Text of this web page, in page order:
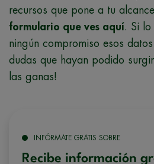
recursos que pone a tu
formulario que ves aquí. Si lo
ningún compromiso esos
dudas que hayan podido
las ganas!
INFÓRMATE GRATIS SOBRE
Recibe información